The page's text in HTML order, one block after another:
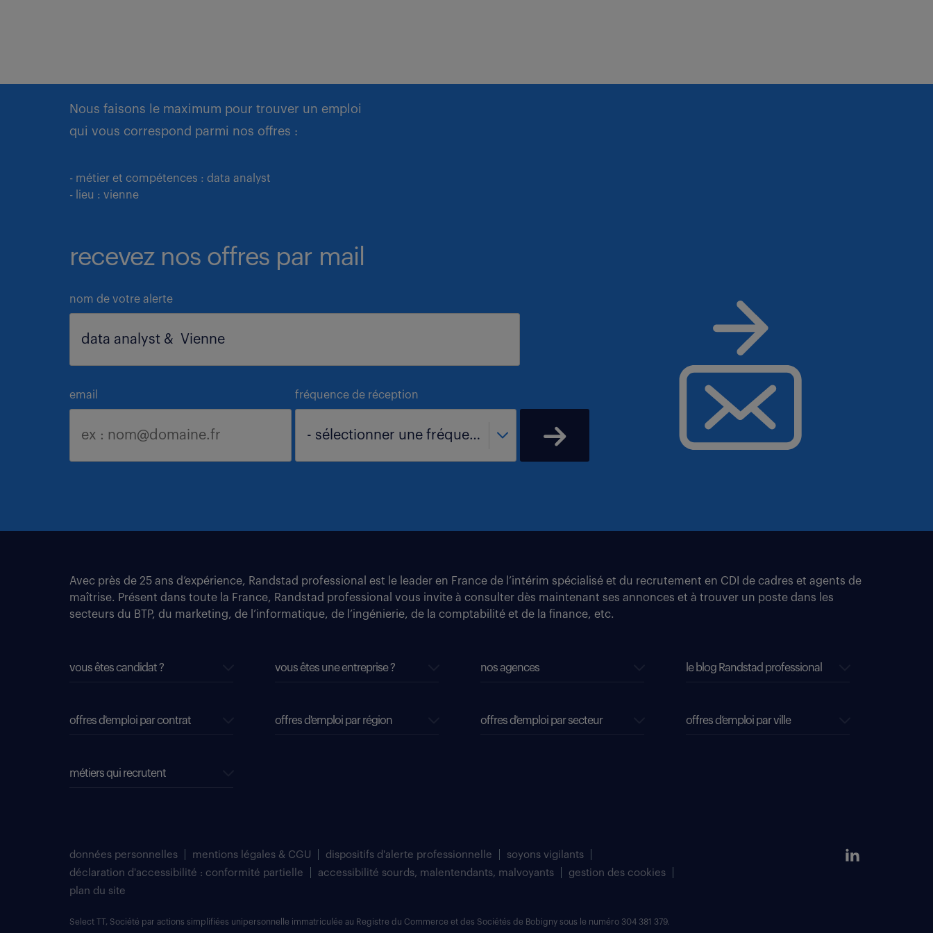
Nous faisons le maximum pour trouver un emploi
qui vous correspond parmi nos offres :
- métier et compétences : data analyst
- lieu : vienne
recevez nos offres par mail
nom de votre alerte
email fréquence de réception
- sélectionner une fréquence -
Avec près de 25 ans d’expérience, Randstad professional est le leader en France de l’intérim spécialisé et du recrutement en CDI de cadres et agents de
maîtrise. Présent dans toute la France, Randstad professional vous invite à consulter dès maintenant ses annonces et à trouver un poste dans les
secteurs du BTP, du marketing, de l’informatique, de l’ingénierie, de la comptabilité et de la finance, etc.
vous êtes candidat ? vous êtes une entreprise ? nos agences le blog Randstad professional
offres d'emploi par contrat offres d'emploi par région offres d'emploi par secteur offres d’emploi par ville
métiers qui recrutent
données personnelles mentions légales & CGU dispositifs d'alerte professionnelle
soyons vigilants
déclaration d'accessibilité : conformité partielle
accessibilité sourds, malentendants, malvoyants
gestion des cookies
plan du site
Select TT, Société par actions simplifiées unipersonnelle immatriculée au Registre du Commerce et des Sociétés de Bobigny sous le numéro 304 381 379.